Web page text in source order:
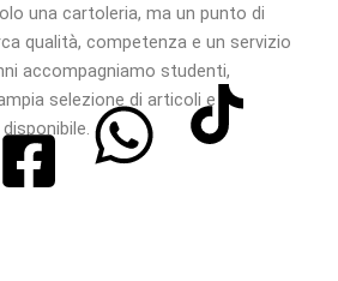
una cartoleria, ma un punto di
qualità, competenza e un servizio
accompagniamo studenti,
selezione di articoli e